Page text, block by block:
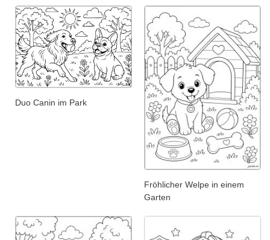
Duo Canin im Park
Fröhlicher Welpe in einem
Garten